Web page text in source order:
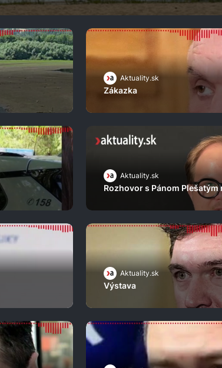
Aktuality.sk
Zákazka
Aktuality.sk
Rozhovor s Pánom Plešatým
Aktuality.sk
Výstava